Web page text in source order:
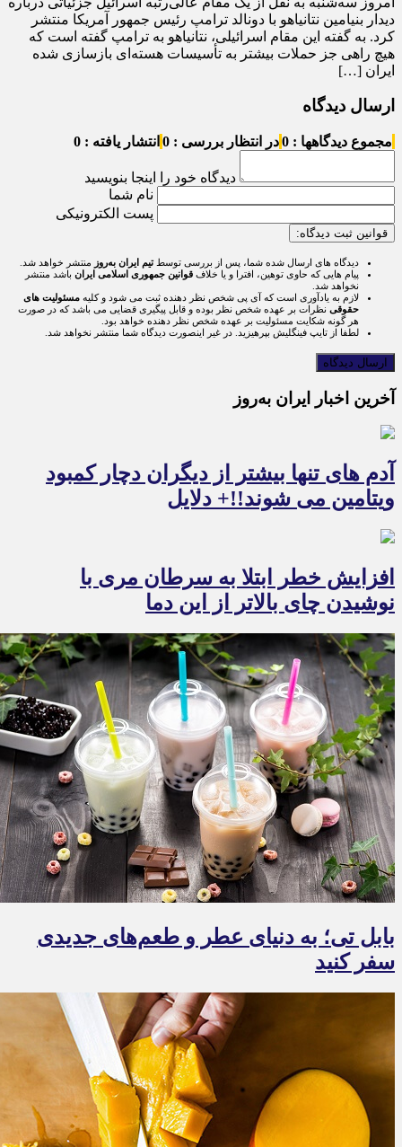
دیدار بنیامین نتانیاهو با دونالد ترامپ رئیس جمهور آمریکا منتشر
کرد. به گفته این مقام اسرائیلی، نتانیاهو به ترامپ گفته است که
هیچ راهی جز حملات بیشتر به تأسیسات هسته‌ای بازسازی شده
ایران […]
ارسال دیدگاه
مجموع دیدگاهها : 0 در انتظار بررسی : 0 انتشار یافته : 0
دیدگاه خود را اینجا بنویسید
نام شما
پست الکترونیکی
قوانین ثبت دیدگاه:
دیدگاه های ارسال شده شما، پس از بررسی توسطتیم ایران به‌روز منتشر خواهد شد.
پیام هایی که حاوی توهین، افترا و یا خلاف قوانین جمهوری اسلامی ایران باشد منتشر
نخواهد شد.
لازم به یادآوری است که آی پی شخص نظر دهنده ثبت می شود و کلیه مسئولیت های
حقوقی نظرات بر عهده شخص نظر بوده و قابل پیگیری قضایی می باشد که در صورت
هر گونه شکایت مسئولیت بر عهده شخص نظر دهنده خواهد بود.
لطفا از تایپ فینگلیش بپرهیزید. در غیر اینصورت دیدگاه شما منتشر نخواهد شد.
آخرین اخبار ایران به‌روز
آدم های تنها بیشتر از دیگران دچار کمبود
ویتامین می شوند!!+ دلایل
افزایش خطر ابتلا به سرطان مری با
نوشیدن چای بالاتر از این دما
بابل تی؛ به دنیای عطر و طعم‌های جدیدی
سفر کنید